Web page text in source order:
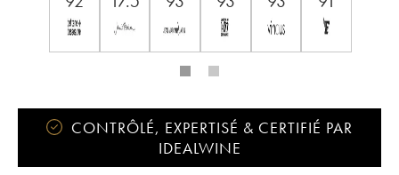
CONTRÔLÉ, EXPERTISÉ & CERTIFIÉ PAR
IDEALWINE